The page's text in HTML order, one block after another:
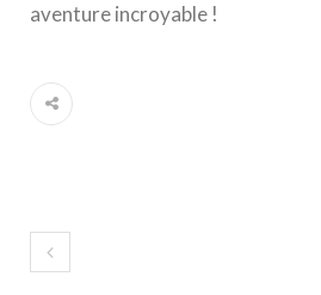
aventure incroyable !